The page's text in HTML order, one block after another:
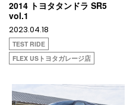
2014 トヨタタンドラ SR5
vol.1
2023.04.18
TEST RIDE
FLEX USトヨタガレージ店